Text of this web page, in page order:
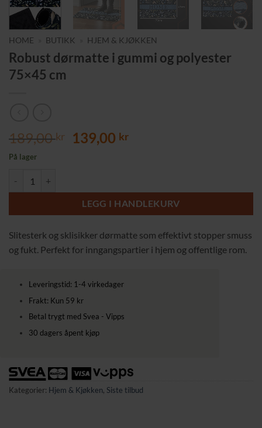
HOME BUTIKK HJEM & KJØKKEN
Robust dørmatte i gummi og polyester
75×45 cm
189,00kr
Opprinnelig
139,00 krNåværende
På lager
LEGG I HANDLEKURV
Slitesterk og sklisikker dørmatte som effektivt stopper smuss
og fukt. Perfekt for inngangspartier i hjem og offentlige rom.
Leveringstid: 1-4 virkedager
Frakt: Kun 59 kr
Betal trygt med Svea - Vipps
30 dagers åpent kjøp
Kategorier: Hjem & Kjøkken, Siste tilbud